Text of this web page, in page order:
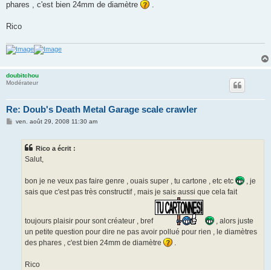
phares , c'est bien 24mm de diamètre
.
Rico
doubitchou
Modérateur
Re: Doub's Death Metal Garage scale crawler
Mven. août 29, 2008 11:30 am
Rico a écrit :
Salut,
bon je ne veux pas faire genre , ouais super , tu cartone , etc etc
, je
sais que c'est pas très constructif , mais je sais aussi que cela fait
toujours plaisir pour sont créateur , bref
, alors juste
un petite question pour dire ne pas avoir pollué pour rien , le diamètres
des phares , c'est bien 24mm de diamètre
.
Rico